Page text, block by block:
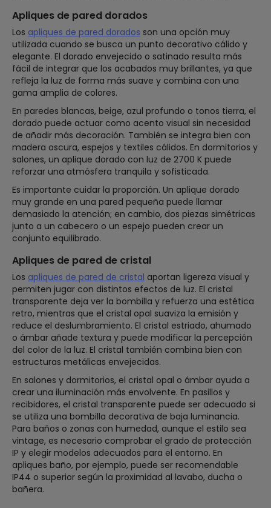
Apliques de pared dorados
Los apliques de pared dorados son una opción muy
utilizada cuando se busca un punto decorativo cálido y
elegante. El dorado envejecido o satinado resulta más
fácil de integrar que los acabados muy brillantes, ya que
refleja la luz de forma más suave y combina con una
gama amplia de colores.
En paredes blancas, beige, azul profundo o tonos tierra, el
dorado puede actuar como acento visual sin necesidad
de añadir más decoración. También se integra bien con
madera oscura, espejos y textiles cálidos. En dormitorios y
salones, un aplique dorado con luz de 2700 K puede
reforzar una atmósfera tranquila y sofisticada.
Es importante cuidar la proporción. Un aplique dorado
muy grande en una pared pequeña puede llamar
demasiado la atención; en cambio, dos piezas simétricas
junto a un cabecero o un espejo pueden crear un
conjunto equilibrado.
Apliques de pared de cristal
Los apliques de pared de cristal aportan ligereza visual y
permiten jugar con distintos efectos de luz. El cristal
transparente deja ver la bombilla y refuerza una estética
retro, mientras que el cristal opal suaviza la emisión y
reduce el deslumbramiento. El cristal estriado, ahumado
o ámbar añade textura y puede modificar la percepción
del color de la luz. El cristal también combina bien con
estructuras metálicas envejecidas.
En salones y dormitorios, el cristal opal o ámbar ayuda a
crear una iluminación más envolvente. En pasillos y
recibidores, el cristal transparente puede ser adecuado si
se utiliza una bombilla decorativa de baja luminancia.
Para baños o zonas con humedad, aunque el estilo sea
vintage, es necesario comprobar el grado de protección
IP y elegir modelos adecuados para el entorno. En
apliques baño, por ejemplo, puede ser recomendable
IP44 o superior según la proximidad al lavabo, ducha o
bañera.